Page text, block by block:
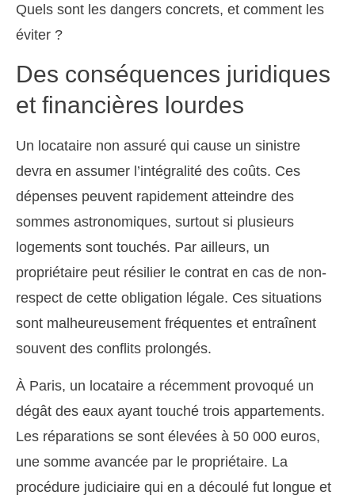
Quels sont les dangers concrets, et comment les
éviter ?
Des conséquences juridiques
et financières lourdes
Un locataire non assuré qui cause un sinistre
devra en assumer l’intégralité des coûts. Ces
dépenses peuvent rapidement atteindre des
sommes astronomiques, surtout si plusieurs
logements sont touchés. Par ailleurs, un
propriétaire peut résilier le contrat en cas de non-
respect de cette obligation légale. Ces situations
sont malheureusement fréquentes et entraînent
souvent des conflits prolongés.
À Paris, un locataire a récemment provoqué un
dégât des eaux ayant touché trois appartements.
Les réparations se sont élevées à 50 000 euros,
une somme avancée par le propriétaire. La
procédure judiciaire qui en a découlé fut longue et